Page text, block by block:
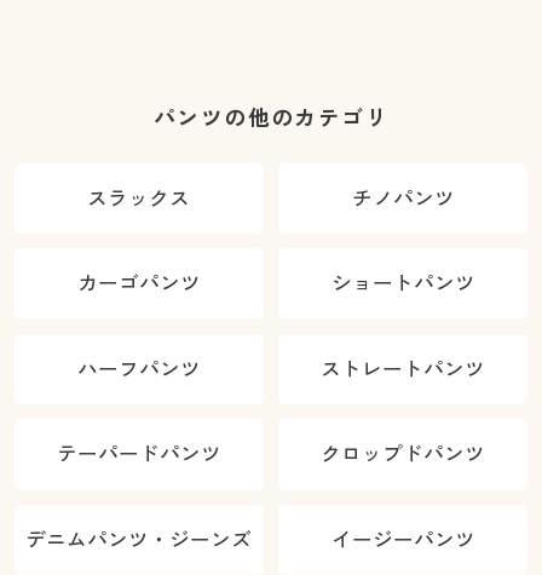
パンツの他のカテゴリ
スラックス チノパンツ
カーゴパンツ ショートパンツ
ハーフパンツ ストレートパンツ
テーパードパンツ クロップドパンツ
デニムパンツ・ジーンズ イージーパンツ